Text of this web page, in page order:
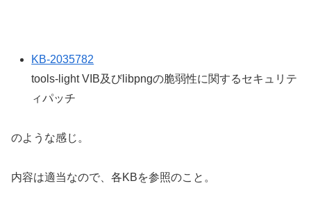
KB-2035782
tools-light VIB及びlibpngの脆弱性に関するセキュリテ
ィパッチ
のような感じ。
内容は適当なので、各KBを参照のこと。